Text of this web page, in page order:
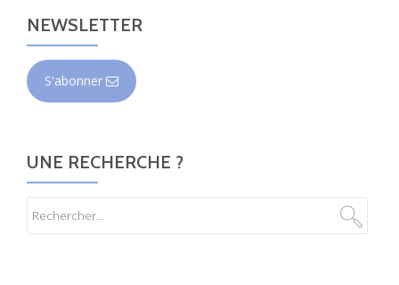
NEWSLETTER
S'abonner
UNE RECHERCHE ?